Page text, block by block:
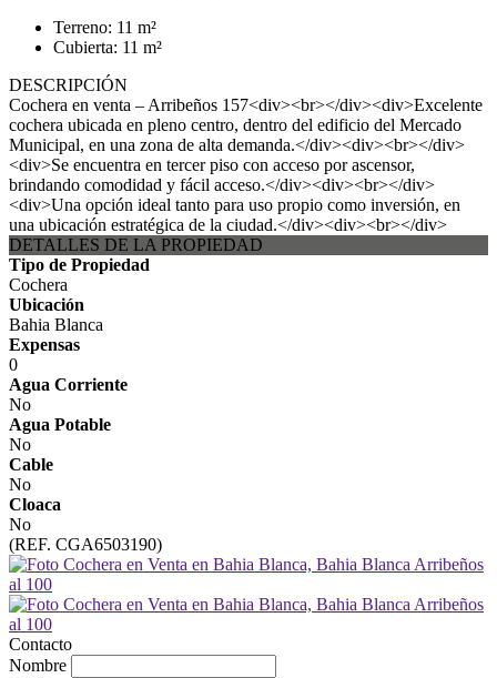
Terreno: 11 m²
Cubierta: 11 m²
DESCRIPCIÓN
Cochera en venta – Arribeños 157<div><br></div><div>Excelente
cochera ubicada en pleno centro, dentro del edificio del Mercado
Municipal, en una zona de alta demanda.</div><div><br></div>
<div>Se encuentra en tercer piso con acceso por ascensor,
brindando comodidad y fácil acceso.</div><div><br></div>
<div>Una opción ideal tanto para uso propio como inversión, en
una ubicación estratégica de la ciudad.</div><div><br></div>
DETALLES DE LA PROPIEDAD
Tipo de Propiedad
Cochera
Ubicación
Bahia Blanca
Expensas
0
Agua Corriente
No
Agua Potable
No
Cable
No
Cloaca
No
(REF. CGA6503190)
Contacto
Nombre